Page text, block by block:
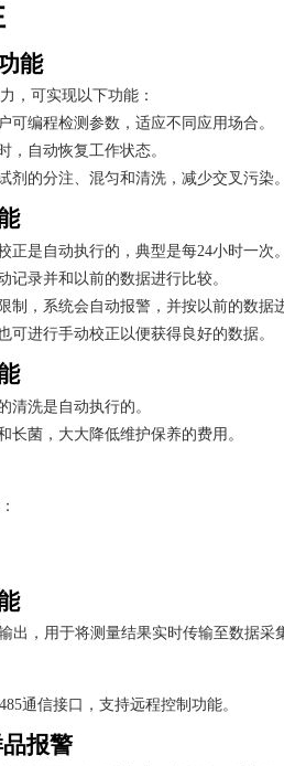
能
，可实现以下功能：
可编程检测参数，适应不同应用场合。
，自动恢复工作状态。
剂的分注、混匀和清洗，减少交叉污染
正是自动执行的，典型是每24小时一次
记录并和以前的数据进行比较。
制，系统会自动报警，并按以前的数据
可进行手动校正以便获得良好的数据。
清洗是自动执行的。
长菌，大大降低维护保养的费用。
出，用于将测量结果实时传输至数据采
通信接口，支持远程控制功能。
报警